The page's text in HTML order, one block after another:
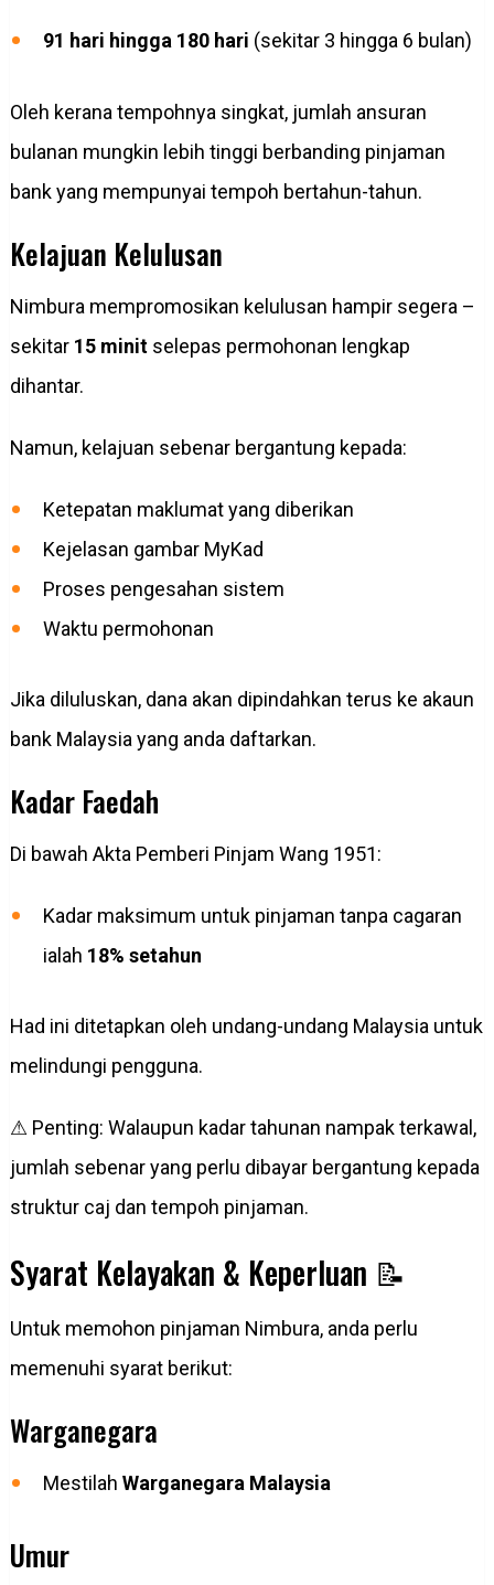
91 hari hingga 180 hari (sekitar 3 hingga 6 bulan)
Oleh kerana tempohnya singkat, jumlah ansuran
bulanan mungkin lebih tinggi berbanding pinjaman
bank yang mempunyai tempoh bertahun-tahun.
Kelajuan Kelulusan
Nimbura mempromosikan kelulusan hampir segera –
sekitar 15 minitselepas permohonan lengkap
dihantar.
Namun, kelajuan sebenar bergantung kepada:
Ketepatan maklumat yang diberikan
Kejelasan gambar MyKad
Proses pengesahan sistem
Waktu permohonan
Jika diluluskan, dana akan dipindahkan terus ke akaun
bank Malaysia yang anda daftarkan.
Kadar Faedah
Di bawah Akta Pemberi Pinjam Wang 1951:
Kadar maksimum untuk pinjaman tanpa cagaran
ialah 18% setahun
Had ini ditetapkan oleh undang-undang Malaysia untuk
melindungi pengguna.
⚠ Penting: Walaupun kadar tahunan nampak terkawal,
jumlah sebenar yang perlu dibayar bergantung kepada
struktur caj dan tempoh pinjaman.
Syarat Kelayakan & Keperluan 📝
Untuk memohon pinjaman Nimbura, anda perlu
memenuhi syarat berikut:
Warganegara
Mestilah Warganegara Malaysia
Umur